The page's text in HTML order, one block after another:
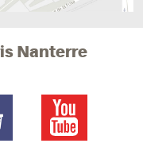
Nanterre